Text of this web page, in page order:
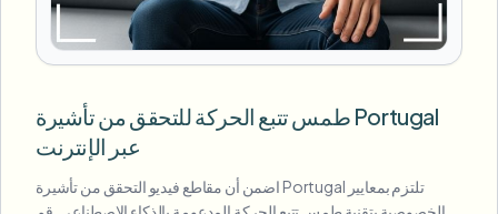
طمس تتبع الحركة للتحقق من تأشيرة Portugal
عبر الإنترنت
اضمن أن مقاطع فيديو التحقق من تأشيرة Portugal تلتزم بمعايير